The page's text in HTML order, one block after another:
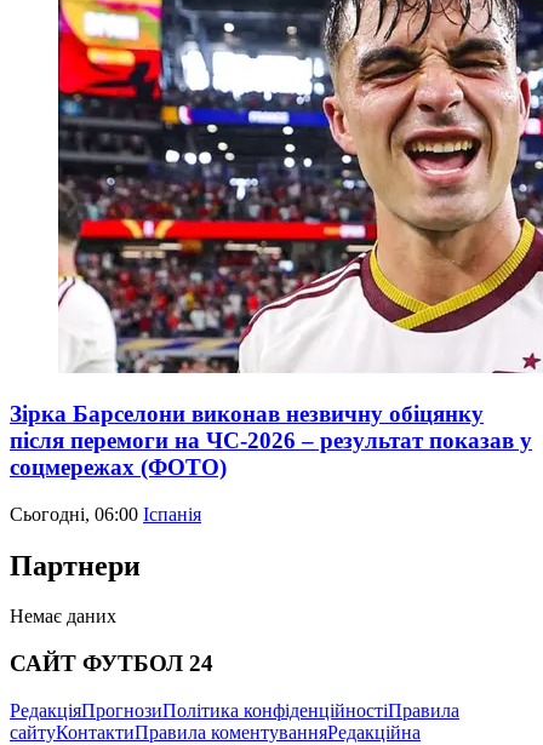
Зірка Барселони виконав незвичну обіцянку
після перемоги на ЧС-2026 – результат показав у
соцмережах (ФОТО)
Сьогодні, 06:00 Іспанія
Партнери
Немає даних
САЙТ ФУТБОЛ 24
РедакціяПрогнозиПолітика конфіденційностіПравила
сайтуКонтактиПравила коментуванняРедакційна